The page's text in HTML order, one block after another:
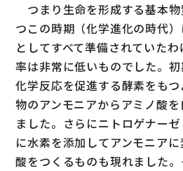
つまり生命を形成する基本
つこの時期（化学進化の時代
としてすべて準備されていた
率は非常に低いものでした。
化学反応を促進する酵素をも
物のアンモニアからアミノ酸
ました。さらにニトロゲナー
に水素を添加してアンモニア
酸をつくるものも現れました